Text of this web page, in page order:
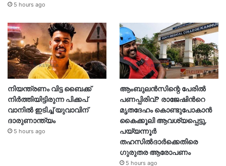
5 hours ago
നിയന്ത്രണം വിട്ട ബൈക്ക്
നിർത്തിയിട്ടിരുന്ന പിക്കപ്
വാനിൽ ഇടിച്ച് യുവാവിന്
ദാരുണാന്ത്യം
5 hours ago
ആംബുലൻസിന്റെ പേരിൽ
പണപ്പിരിവ്? രാജേഷിന്‍റെ
മൃതദേഹം കൊണ്ടുപോകാൻ
കൈക്കൂലി ആവശ്യപ്പെട്ടു,
പയ്യന്നൂർ
തഹസിൽദാർക്കെതിരെ
ഗുരുതര ആരോപണം
5 hours ago